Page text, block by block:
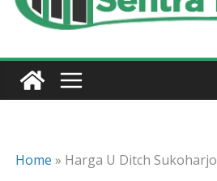
Home » Harga U Ditch Sukoharjo